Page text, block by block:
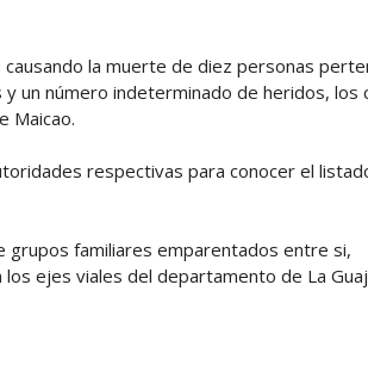
la muerte de diez personas
un número indeterminado de heridos, los
Maicao.
respectivas para conocer el
grupos familiares emparentados entre si,
ejes viales del departamento de La